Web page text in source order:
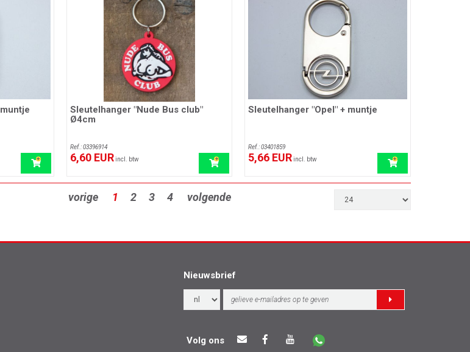
Sleutelhanger "Nude Bus club"
Ø4cm
Ref.: 03396914
6,60 EURincl. btw
Sleutelhanger "Opel" + muntje
Ref.: 03401859
5,66 EURincl. btw
vorige 1 2 3 4 volgende
Nieuwsbrief
Volg ons